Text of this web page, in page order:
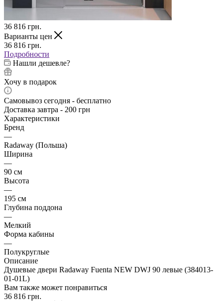
36 816 грн.
Варианты цен
36 816 грн.
Подробности
Нашли дешевле?
Хочу в подарок
Самовывоз сегодня - бесплатно
Доставка завтра - 200 грн
Характеристики
Бренд
—
Radaway (Польша)
Ширина
—
90 см
Высота
—
195 см
Глубина поддона
—
Мелкий
Форма кабины
—
Полукруглые
Описание
Душевые двери Radaway Fuenta NEW DWJ 90 левые (384013-
01-01L)
Вам также может понравиться
36 816 грн.